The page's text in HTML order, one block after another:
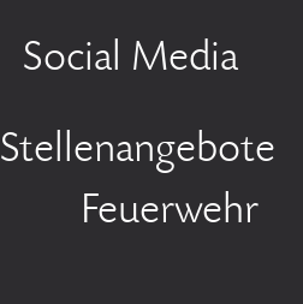
Social Media
Stellenangebote
Feuerwehr